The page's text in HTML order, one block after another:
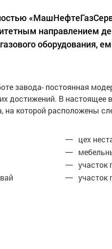
направлением
оборудования,
завода- постоянная
достижений. В настоящее
на которой расположены
цех
участок
участок